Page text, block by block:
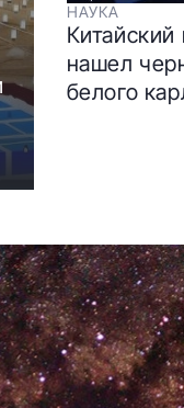
НАУКА
нашел
белого